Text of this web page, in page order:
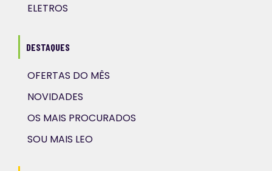
ELETROS
DESTAQUES
OFERTAS DO MÊS
NOVIDADES
OS MAIS PROCURADOS
SOU MAIS LEO